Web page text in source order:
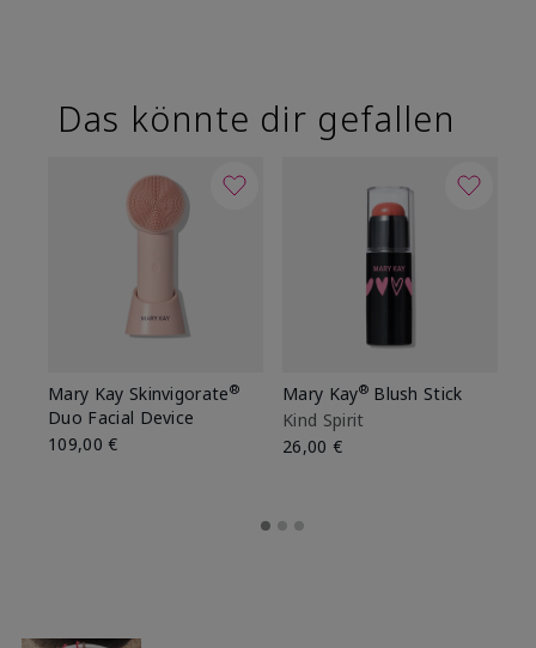
Das könnte dir gefallen
Mary Kay Skinvigorate®
Duo Facial Device
109,00 €
Mary Kay®Blush Stick
Kind Spirit
26,00 €